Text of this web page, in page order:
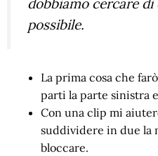
possibile.
La prima cosa che
parti la parte sinistra
Con una clip mi
suddividere in due la
bloccare.